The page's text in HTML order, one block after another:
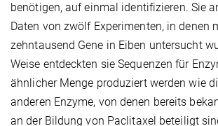
benötigen, auf einmal identifizieren. Sie
Daten von zwölf Experimenten, in denen
zehntausend Gene in Eiben untersucht
Weise entdeckten sie Sequenzen für
ähnlicher Menge produziert werden wie
anderen Enzyme, von denen bereits
an der Bildung von Paclitaxel beteiligt